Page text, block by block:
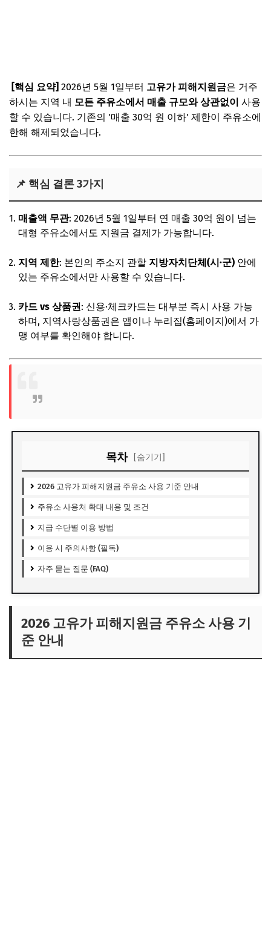
[핵심 요약] 2026년 5월 1일부터 고유가 피해지원금은 거주
하시는 지역 내 모든 주유소에서 매출 규모와 상관없이 사용
할 수 있습니다. 기존의 '매출 30억 원 이하' 제한이 주유소에
한해 해제되었습니다.
📌 핵심 결론 3가지
매출액 무관: 2026년 5월 1일부터 연 매출 30억 원이 넘는
대형 주유소에서도 지원금 결제가 가능합니다.
지역 제한: 본인의 주소지 관할 지방자치단체(시·군) 안에
있는 주유소에서만 사용할 수 있습니다.
카드 vs 상품권: 신용·체크카드는 대부분 즉시 사용 가능
하며, 지역사랑상품권은 앱이나 누리집(홈페이지)에서 가
맹 여부를 확인해야 합니다.
목차 [숨기기]
2026 고유가 피해지원금 주유소 사용 기준 안내
주유소 사용처 확대 내용 및 조건
지급 수단별 이용 방법
이용 시 주의사항 (필독)
자주 묻는 질문 (FAQ)
2026 고유가 피해지원금 주유소 사용 기
준 안내